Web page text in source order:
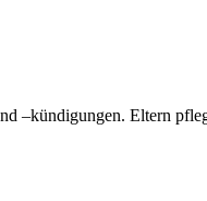
–kündigungen. Eltern